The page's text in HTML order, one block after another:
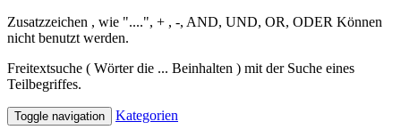
Zusatzzeichen , wie "....", + , -, AND, UND, OR, ODER Können
nicht benutzt werden.
Freitextsuche ( Wörter die ... Beinhalten ) mit der Suche eines
Teilbegriffes.
Toggle navigation Kategorien